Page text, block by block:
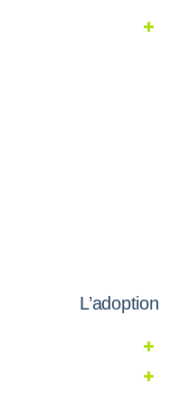
L’adoption